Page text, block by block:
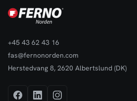
+45 43 62 43 16
fas@fernonorden.com
Herstedvang 8, 2620 Albertslund (DK)